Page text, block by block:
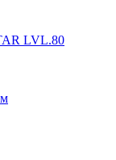
LVL.80